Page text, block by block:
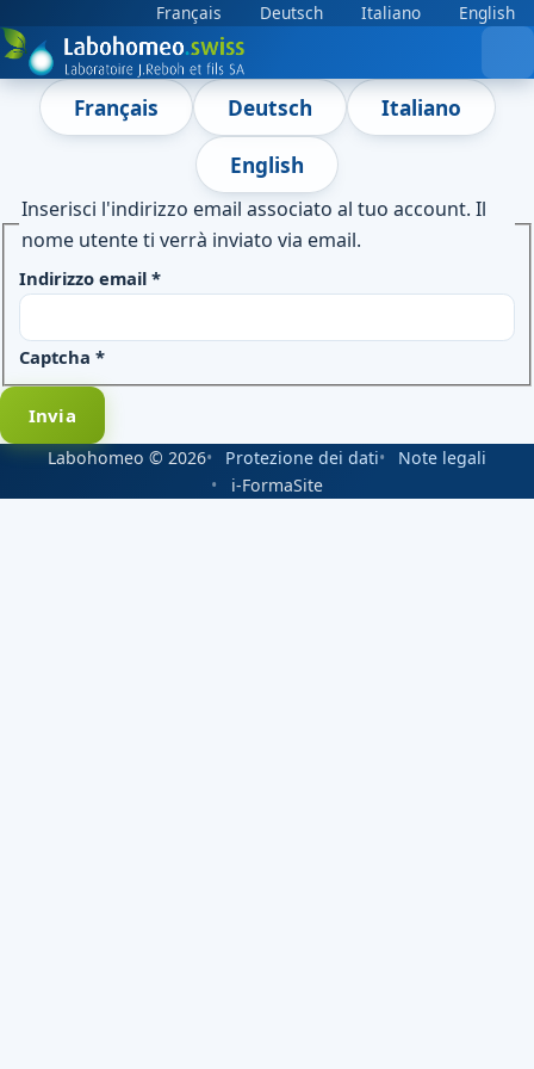
Seleziona la tua lingua
Français Deutsch Italiano English
Français Deutsch Italiano
English
Inserisci l'indirizzo email associato al tuo account. Il
nome utente ti verrà inviato via email.
Indirizzo email *
Captcha *
Invia
Labohomeo © 2026 Protezione dei dati
Note legali
i-FormaSite